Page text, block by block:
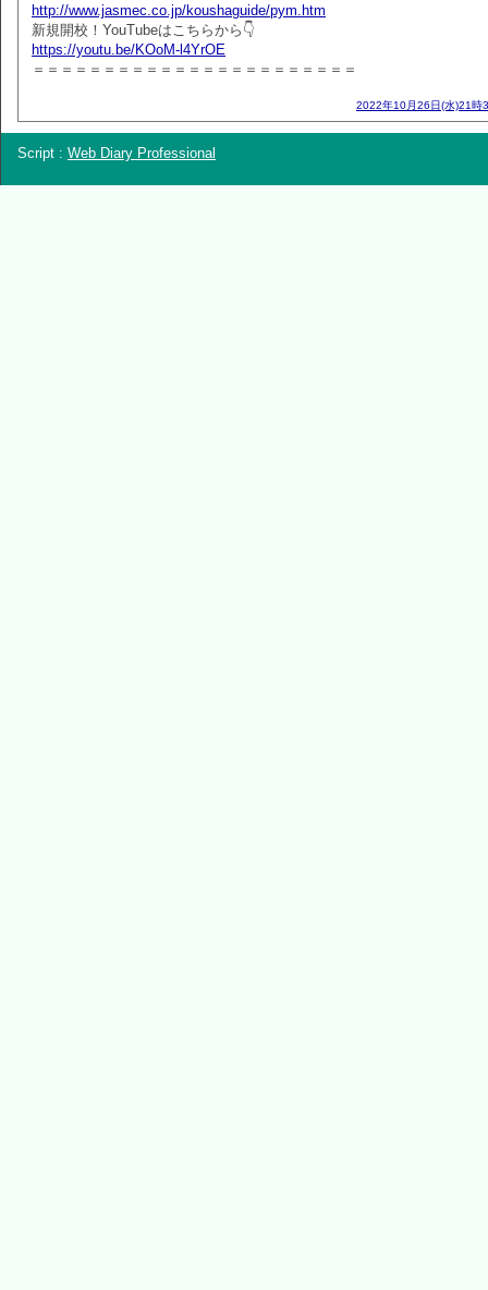
http://www.jasmec.co.jp/koushaguide/pym.htm
新規開校！YouTubeはこちらから👇
https://youtu.be/KOoM-l4YrOE
＝＝＝＝＝＝＝＝＝＝＝＝＝＝＝＝＝＝＝＝＝＝＝
2022年10月26日(水)21時
Script : Web Diary Professional